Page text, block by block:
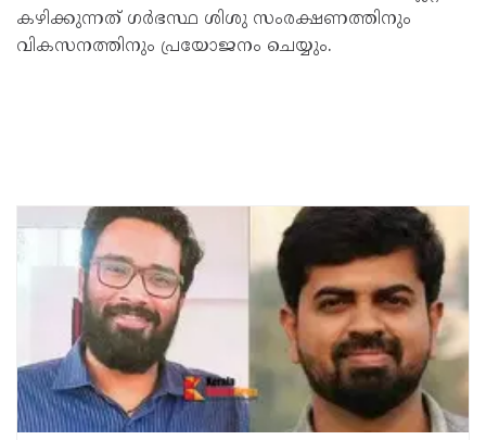
കഴിക്കുന്നത് ഗർഭസ്ഥ ശിശു സംരക്ഷണത്തിനും
വികസനത്തിനും പ്രയോജനം ചെയ്യും.